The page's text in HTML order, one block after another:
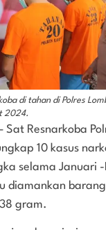
di tahan di Polres
2024.
Sat Resnarkoba
10 kasus
selama Januari
diamankan
gram.